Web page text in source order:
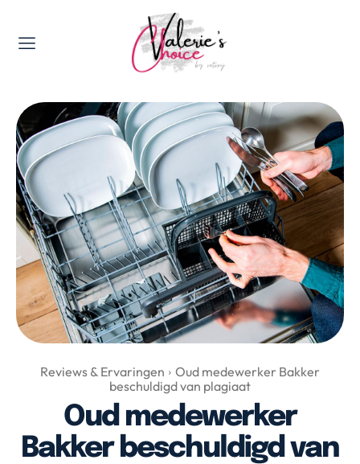
Valerie's Topics
Travel & Culture
Food & Drinks
Happyness & Opmerkelijk
Lifestyle, Sport & Duurzaamheid
Gadgets & Tech
Top 5 van Valerie
Health & Beauty
Huis & Tuin
Nieuws & Media
Over Valerie
Over Valerie
De Top 5
Contact
Reviews & Ervaringen
Oud medewerker Bakker
beschuldigd van plagiaat
Oud medewerker
Bakker beschuldigd van